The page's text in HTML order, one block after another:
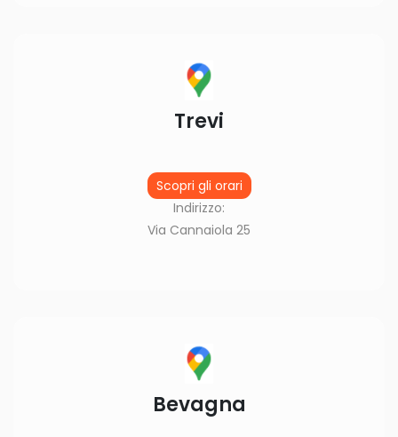
Trevi
Scopri gli orari
Indirizzo:
Via Cannaiola 25
Bevagna